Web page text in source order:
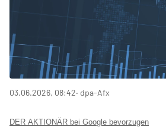
03.06.2026, 08:42‧ dpa-Afx
DER AKTIONÄR bei Google bevorzugen